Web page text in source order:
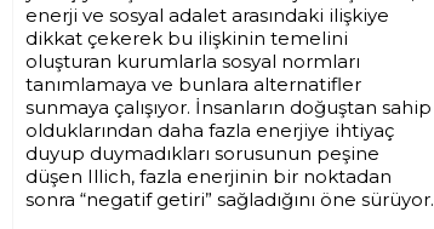
enerji ve sosyal adalet arasındaki ilişkiye
dikkat çekerek bu ilişkinin temelini
oluşturan kurumlarla sosyal normları
tanımlamaya ve bunlara alternatifler
sunmaya çalışıyor. İnsanların doğuştan sahip
olduklarından daha fazla enerjiye ihtiyaç
duyup duymadıkları sorusunun peşine
düşen Illich, fazla enerjinin bir noktadan
sonra “negatif getiri” sağladığını öne sürüyor.